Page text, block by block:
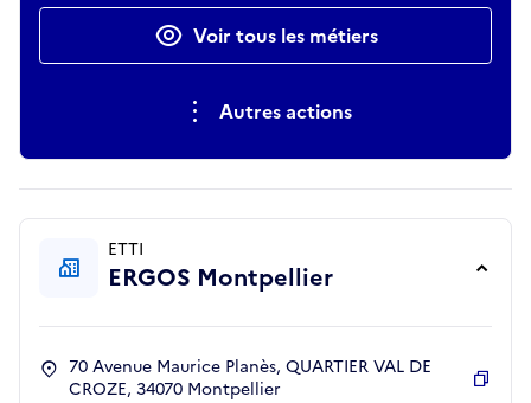
Actions rapidesVoir tous les métiers
Autres actions
ETTI
ERGOS Montpellier
70 Avenue Maurice Planès, QUARTIER VAL DE
CROZE, 34070 Montpellier